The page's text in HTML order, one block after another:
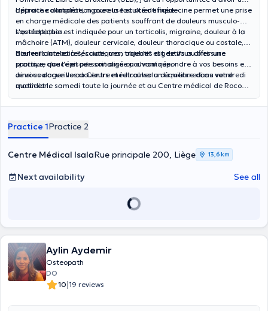
approche complète, rigoureuse et scientifique.
L'étroite collaboration avec la faculté de médecine permet une prise
en charge médicale des patients souffrant de douleurs musculo-
squelettiques.
L'ostéopathie est indiquée pour un torticolis, migraine, douleur à la
mâchoire (ATM), douleur cervicale, douleur thoracique ou costale,
douleurs lombaires, sciatiques, troubles digestifs ou blessure
sportive, que l'épisode soit aigu ou chronique.
Bienveillante et à l'écoute, mon objectif est de vous offrir une
pratique douce et personnalisée pouvant répondre à vos besoins et
ainsi soulager vos douleurs et retrouver un équilibre dans votre
quotidien.
Je vous accueille au Centre médical Isala du mercredi au vendredi
matin et le samedi toute la journée et au Centre médical de Rocourt
Practice 1Practice 2
Centre Médical IsalaRue principale 200, Liège 13,6 km
Next availability See all
Aylin Aydemir
Osteopath
DO
10|19 reviews